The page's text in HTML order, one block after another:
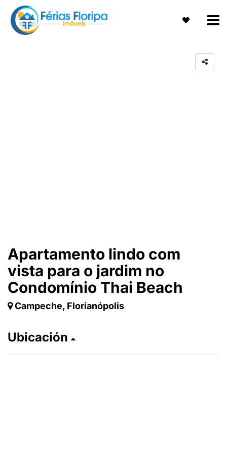
Apartamento lindo com
vista para o jardim no
Condomínio Thai Beach
Campeche, Florianópolis
Ubicación